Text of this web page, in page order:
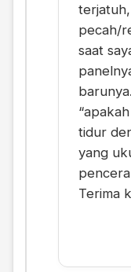
pecah/
saat
tidur
yang
Terima